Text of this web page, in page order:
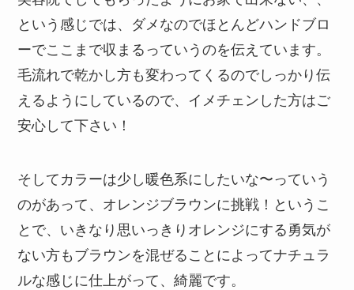
という感じでは、ダメなのでほとんどハンドブロ
ーでここまで収まるっていうのを伝えています。
毛流れで乾かし方も変わってくるのでしっかり伝
えるようにしているので、イメチェンした方はご
安心して下さい！
そしてカラーは少し暖色系にしたいな〜っていう
のがあって、オレンジブラウンに挑戦！というこ
とで、いきなり思いっきりオレンジにする勇気が
ない方もブラウンを混ぜることによってナチュラ
ルな感じに仕上がって、綺麗です。